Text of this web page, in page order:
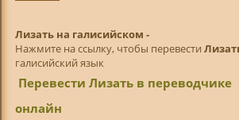
Лизать на галисийском -
Нажмите на ссылку, чтобы перевести
галисийский язык
Перевести Лизать в переводчике
онлайн